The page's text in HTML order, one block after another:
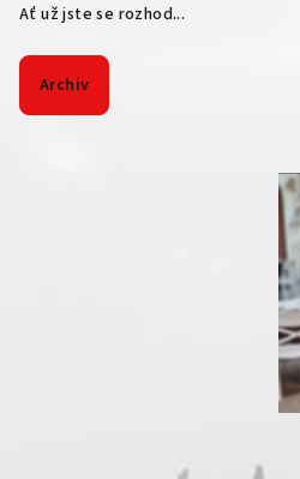
Ať už jste se rozhod...
Archiv